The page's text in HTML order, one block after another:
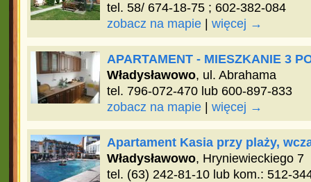
tel. 58/ 674-18-75 ; 602-382-084
zobacz na mapie| więcej →
APARTAMENT - MIESZKANIE 3
Władysławowo, ul. Abrahama
tel. 796-072-470 lub 600-897-833
zobacz na mapie| więcej →
Apartament Kasia przy plaży,
Władysławowo, Hryniewieckiego 7
tel. (63) 242-81-10 lub kom.: 512-